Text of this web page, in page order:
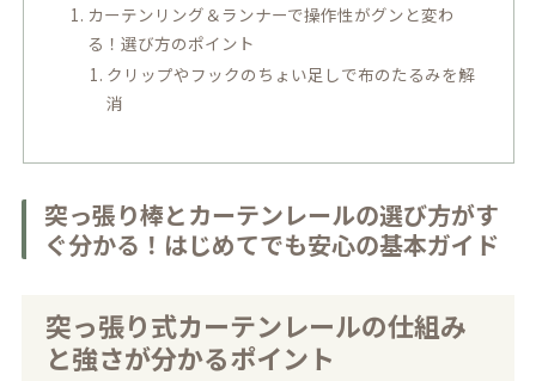
カーテンリング＆ランナーで操作性がグンと変わ
る！選び方のポイント
クリップやフックのちょい足しで布のたるみを解
消
突っ張り棒とカーテンレールの選び方がす
ぐ分かる！はじめてでも安心の基本ガイド
突っ張り式カーテンレールの仕組み
と強さが分かるポイント